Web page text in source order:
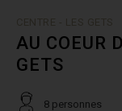
AU COEUR
GETS
8 personnes